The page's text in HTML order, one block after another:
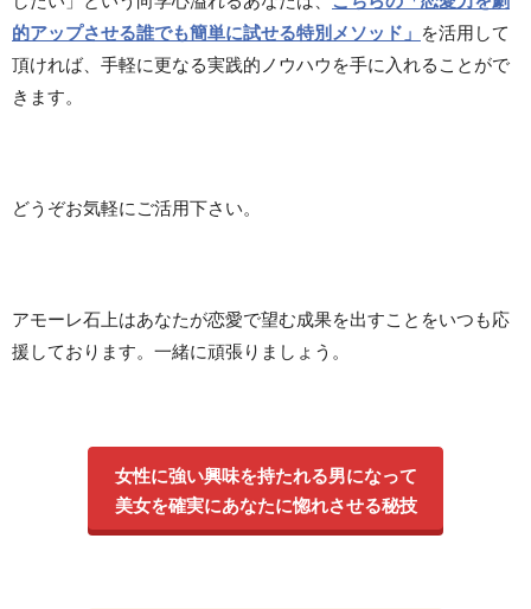
的アップさせる誰でも簡単に試せる特別メソッド」 を活用して
頂ければ、手軽に更なる実践的ノウハウを手に入れることがで
きます。
どうぞお気軽にご活用下さい。
アモーレ石上はあなたが恋愛で望む成果を出すことをいつも応
援しております。一緒に頑張りましょう。
女性に強い興味を持たれる男になって
美女を確実にあなたに惚れさせる秘技